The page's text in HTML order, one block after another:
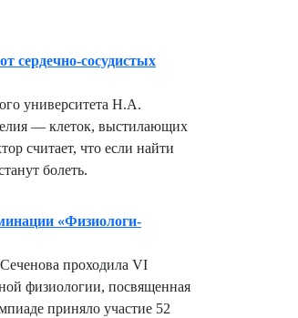
сердечно-сосудистых
университета Н.А.
— клеток, выстилающих
считает, что если найти
болеть.
«Физиологи-
проходила VI
физиологии, посвященная
приняло участие 52